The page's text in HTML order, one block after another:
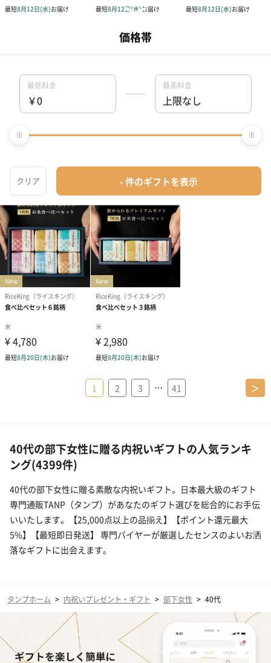
1 2 3 … 41 ＞
40代の部下女性に贈る内祝いギフトの人気ランキ
ング(4399件)
40代の部下女性に贈る素敵な内祝いギフト。日本最大級のギフト
専門通販TANP（タンプ）があなたのギフト選びを総合的にお手伝
いいたします。【25,000点以上の品揃え】【ポイント還元最大
5%】【最短即日発送】 専門バイヤーが厳選したセンスのよいお洒
落なギフトに出会えます。
タンプホーム > 内祝いプレゼント・ギフト > 部下女性 > 40代